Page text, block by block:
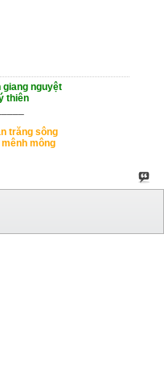
giang nguyệt
thiên
trăng sông
mông